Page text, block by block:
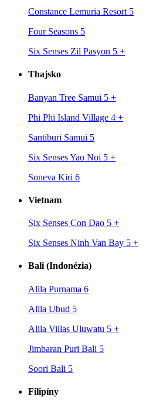
Constance Lemuria Resort 5
Four Seasons 5
Six Senses Zil Pasyon 5 +
Thajsko
Banyan Tree Samui 5 +
Phi Phi Island Village 4 +
Santiburi Samui 5
Six Senses Yao Noi 5 +
Soneva Kiri 6
Vietnam
Six Senses Con Dao 5 +
Six Senses Ninh Van Bay 5 +
Bali (Indonézia)
Alila Purnama 6
Alila Ubud 5
Alila Villas Uluwatu 5 +
Jimbaran Puri Bali 5
Soori Bali 5
Filipíny